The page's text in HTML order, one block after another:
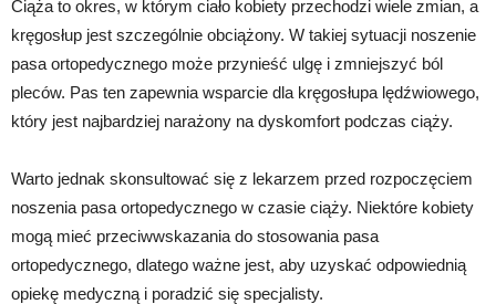
Ciąża to okres, w którym ciało kobiety przechodzi wiele zmian, a
kręgosłup jest szczególnie obciążony. W takiej sytuacji noszenie
pasa ortopedycznego może przynieść ulgę i zmniejszyć ból
pleców. Pas ten zapewnia wsparcie dla kręgosłupa lędźwiowego,
który jest najbardziej narażony na dyskomfort podczas ciąży.
Warto jednak skonsultować się z lekarzem przed rozpoczęciem
noszenia pasa ortopedycznego w czasie ciąży. Niektóre kobiety
mogą mieć przeciwwskazania do stosowania pasa
ortopedycznego, dlatego ważne jest, aby uzyskać odpowiednią
opiekę medyczną i poradzić się specjalisty.